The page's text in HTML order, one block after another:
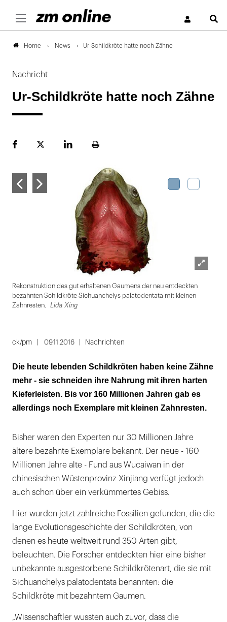
Home News Ur-Schildkröte hatte noch Zähne
Nachricht
Ur-Schildkröte hatte noch Zähne
FacebookPlattformLinekdInSeite
öffnen
Rekonstruktion des gut erhaltenen Gaumens der neu entdeckten
bezahnten Schildkröte Sichuanchelys palatodentata mit kleinen
Zahnresten.
Lida Xing
1
2
ck/pm 09.11.2016 Nachrichten
Die heute lebenden Schildkröten haben keine Zähne
mehr - sie schneiden ihre Nahrung mit ihren harten
Kieferleisten. Bis vor 160 Millionen Jahren gab es
allerdings noch Exemplare mit kleinen Zahnresten.
Bisher waren den Experten nur 30 Millionen Jahre
ältere bezahnte Exemplare bekannt. Der neue - 160
Millionen Jahre alte - Fund aus Wucaiwan in der
chinesischen Wüstenprovinz Xinjiang verfügt jedoch
auch schon über ein verkümmertes Gebiss.
Hier wurden jetzt zahlreiche Fossilien gefunden, die die
lange Evolutionsgeschichte der Schildkröten, von
denen es heute weltweit rund 350 Arten gibt,
beleuchten. Die Forscher entdeckten hier eine bisher
unbekannte ausgestorbene Schildkrötenart, die sie mit
Sichuanchelys palatodentata benannten: die
Schildkröte mit bezahntem Gaumen.
„Wissenschaftler wussten auch zuvor, dass die